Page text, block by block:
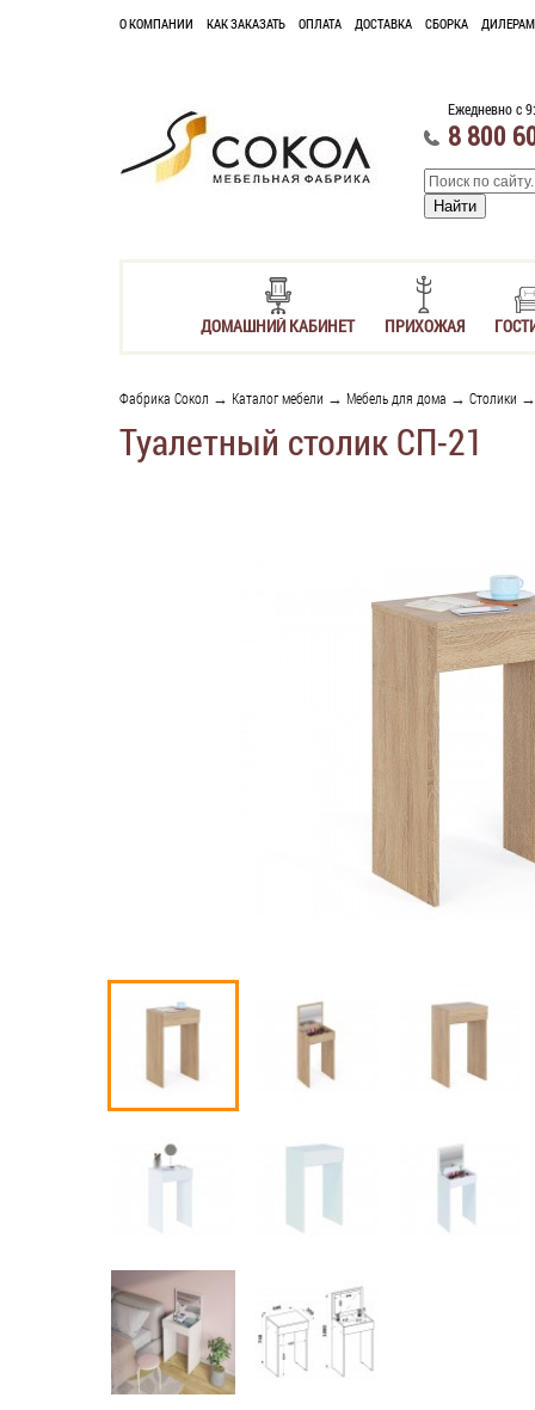
О КОМПАНИИ КАК ЗАКАЗАТЬ ОПЛАТА ДОСТАВКА СБОРКА ДИЛЕРАМ
Ежедневно с
8 800
ДОМАШНИЙ КАБИНЕТ ПРИХОЖАЯ
Фабрика Сокол → Каталог мебели → Мебель для дома → Столики
Туалетный столик СП-21